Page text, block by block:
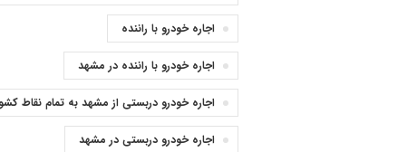
اجاره خودرو با راننده
اجاره خودرو با راننده در مشهد
اجاره خودرو دربستی از مشهد به تمام نقاط
اجاره خودرو دربستی در مشهد